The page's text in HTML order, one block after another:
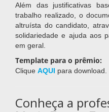
Além das justificativas
trabalho realizado, o
altruísta do candidato,
solidariedade e ajuda aos
em geral.
Template para o prêmio:
Clique AQUI para download.
Conheça a